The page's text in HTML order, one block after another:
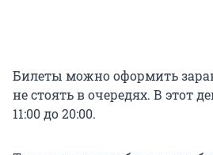
Билеты можно оформить
не стоять в очередях. В этот
11:00 до 20:00.